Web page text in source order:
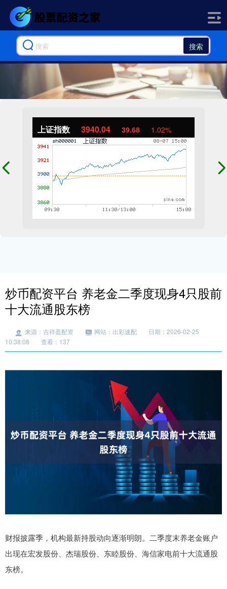
搜索
上证指数 3940.04 39.68 1.02%
炒币配资平台 养老金二季度现身4只股前
十大流通股东榜
来源：吉祥盈配资 网站：出彩速配
日期：2026-02-25
10:38:08
查看：137
财报披露季，机构最新持股动向逐渐明朗。二季度末养老金账户
出现在宏发股份、杰瑞股份、东睦股份、海信家电前十大流通股
东榜。